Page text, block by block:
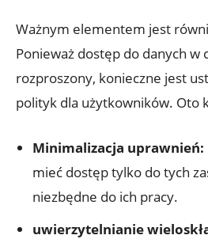
Ważnym elementem‌ jest
Ponieważ dostęp do danych w‌
rozproszony, ⁤konieczne jest
polityk dla użytkowników. Oto
Minimalizacja ⁤uprawnień:
mieć dostęp ⁤tylko ⁢do⁢ tych
niezbędne ​do ich ‌pracy.
uwierzytelnianie